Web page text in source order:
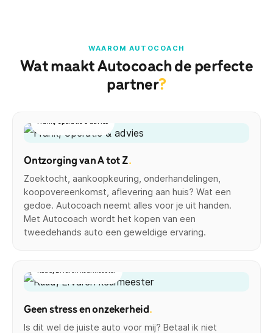
WAAROM AUTOCOACH
Wat maakt Autocoach de perfecte
partner?
Frank, Operatie & advies
Ontzorging van A tot Z.
Zoektocht, aankoopkeuring, onderhandelingen,
koopovereenkomst, aflevering aan huis? Wat een
gedoe. Autocoach neemt alles voor je uit handen.
Met Autocoach wordt het kopen van een
tweedehands auto een geweldige ervaring.
Ruud, Ervaren keurmeester
Geen stress en onzekerheid.
Is dit wel de juiste auto voor mij? Betaal ik niet